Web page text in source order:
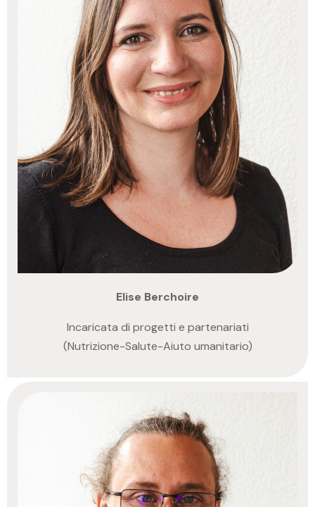
Elise Berchoire
Incaricata di progetti e partenariati
(Nutrizione-Salute-Aiuto umanitario)